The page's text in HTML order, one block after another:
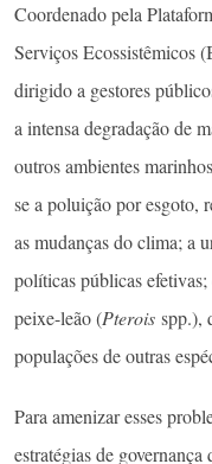
Coordenado pela
Serviços Ecossistêmicos
dirigido a gestores
a intensa degradação de
outros ambientes
se a poluição por esgoto,
as mudanças do clima; a
políticas públicas
peixe-leão (Pterois spp.),
populações de outras
Para amenizar esses
estratégias de